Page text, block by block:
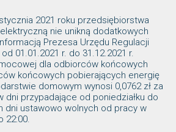
2021 roku przedsiębiorstwa
nie unikną dodatkowych
Prezesa Urzędu Regulacji
01.01.2021 r. do 31.12.2021 r.
dla odbiorców końcowych
końcowych pobierających energię
domowym wynosi 0,0762 zł za
dni przypadające od poniedziałku do
dni ustawowo wolnych od pracy w
22:00.